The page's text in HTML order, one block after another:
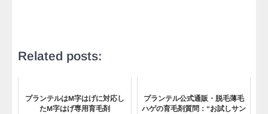
Related posts:
プランテルはM字はげに対応し
たM字はげ専用育毛剤
プランテル公式通販・脱毛薄毛
ハゲの育毛剤質問：“お試しサン